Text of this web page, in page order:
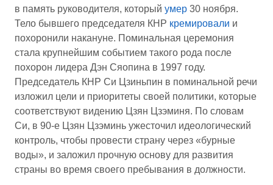
в память руководителя, который умер 30 ноября.
Тело бывшего председателя КНР кремировали и
похоронили накануне. Поминальная церемония
стала крупнейшим событием такого рода после
похорон лидера Дэн Сяопина в 1997 году.
Председатель КНР Си Цзиньпин в поминальной речи
изложил цели и приоритеты своей политики, которые
соответствуют видению Цзян Цзэминя. По словам
Си, в 90-е Цзян Цзэминь ужесточил идеологический
контроль, чтобы провести страну через «бурные
воды», и заложил прочную основу для развития
страны во время своего пребывания в должности.